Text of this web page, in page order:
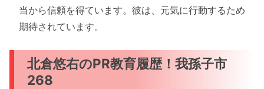
当から信頼を得ています。彼は、元気に行動するため
期待されています。
北倉悠右のPR教育履歴！我孫子市
268